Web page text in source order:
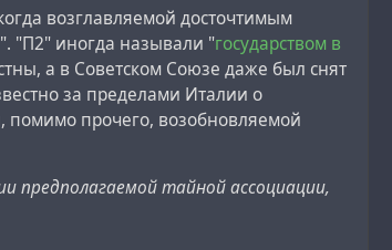
возглавляемой досточтимым
"П2" иногда называли "государством в
а в Советском Союзе даже был снят
за пределами Италии о
прочего, возобновляемой
предполагаемой тайной ассоциации,